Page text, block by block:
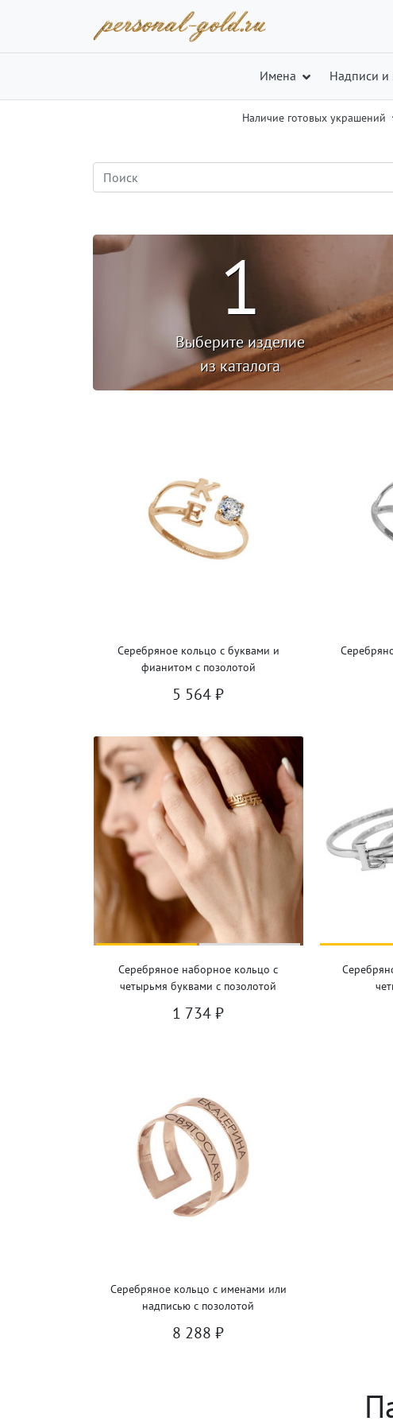
Имена Надписи и
Наличие готовых украшений
1
Выберите изделие
из каталога
Серебряное кольцо с буквами и
фианитом с позолотой
5 564 ₽
Серебряное наборное кольцо с
четырьмя буквами с позолотой
1 734 ₽
Серебряное кольцо с именами или
надписью с позолотой
8 288 ₽